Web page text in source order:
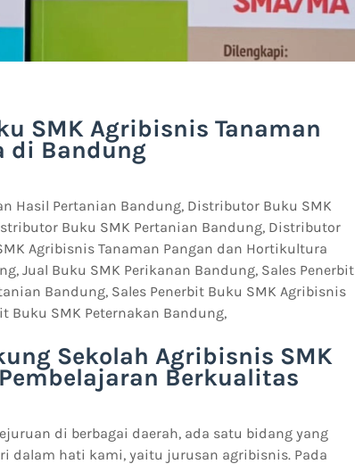
SMK Agribisnis Tanaman
di Bandung
Hasil Pertanian Bandung, Distributor Buku SMK
Buku SMK Pertanian Bandung, Distributor
Agribisnis Tanaman Pangan dan Hortikultura
Jual Buku SMK Perikanan Bandung, Sales Penerbit
Bandung, Sales Penerbit Buku SMK Agribisnis
Buku SMK Peternakan Bandung,
Sekolah Agribisnis SMK
Berkualitas
di berbagai daerah, ada satu bidang yang
dalam hati kami, yaitu jurusan agribisnis. Pada